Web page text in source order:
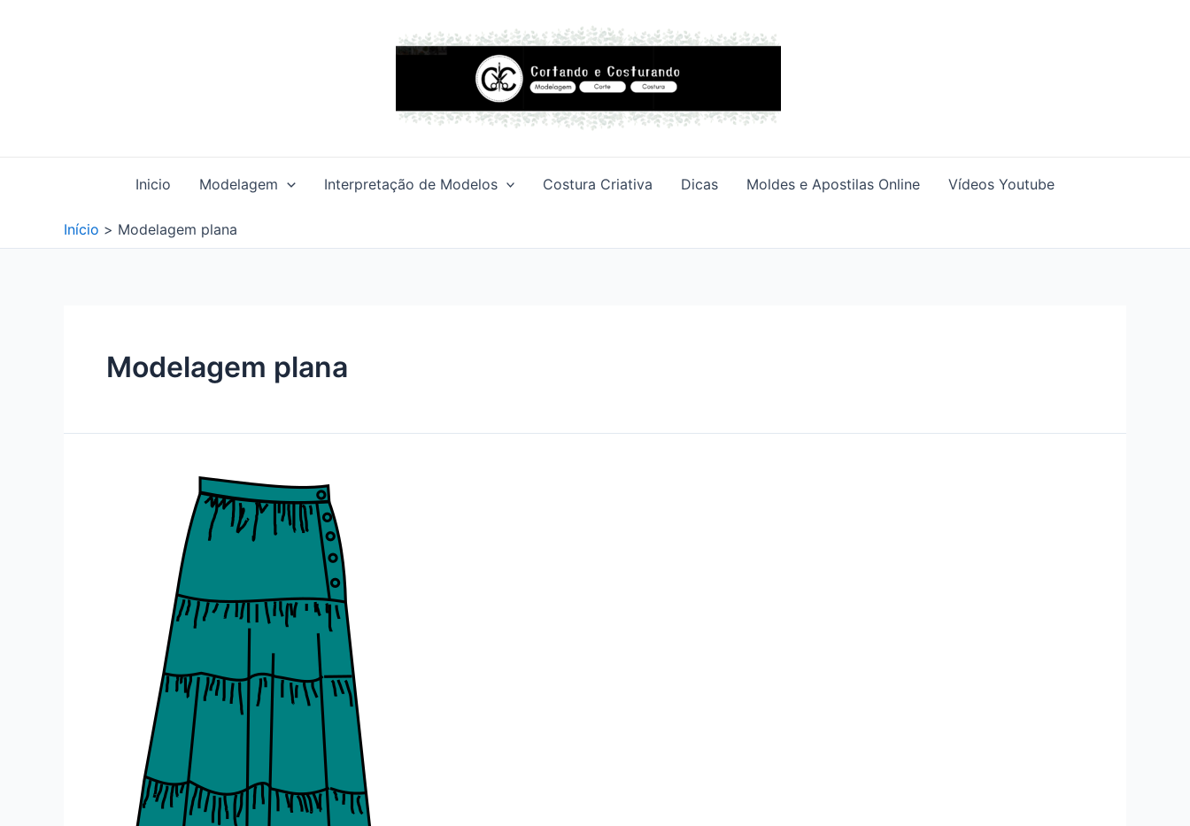
Inicio Modelagem Interpretação de Modelos Costura Criativa Dicas Moldes e Apostilas Online Vídeos Youtube
Início Modelagem plana
Modelagem plana